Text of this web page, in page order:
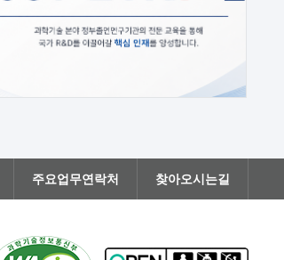
주요업무연락처 찾아오시는길